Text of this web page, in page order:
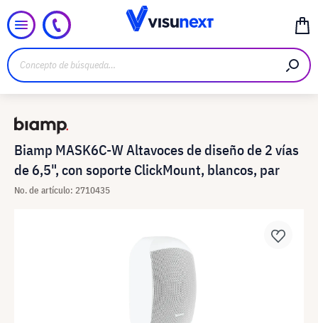
Biamp MASK6C-W Altavoces de diseño de 2 vías
de 6,5", con soporte ClickMount, blancos, par
No. de artículo: 2710435